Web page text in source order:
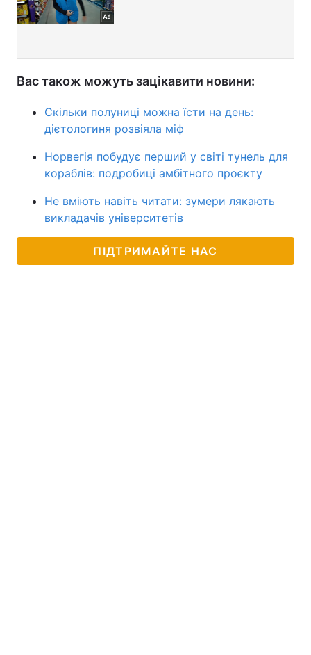
Вас також можуть зацікавити новини:
Скільки полуниці можна їсти на день:
дієтологиня розвіяла міф
Норвегія побудує перший у світі тунель для
кораблів: подробиці амбітного проєкту
Не вміють навіть читати: зумери лякають
викладачів університетів
ПІДТРИМАЙТЕ НАС